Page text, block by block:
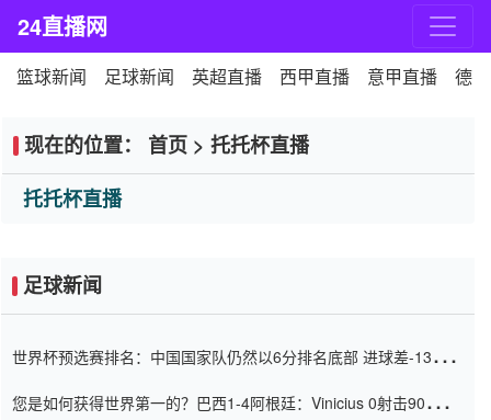
24直播网
篮球新闻 足球新闻 英超直播 西甲直播 意甲直播 德
现在的位置： 首页 > 托托杯直播
托托杯直播
足球新闻
世界杯预选赛排名：中国国家队仍然以6分排名底部 进球差-13令人
您是如何获得世界第一的？巴西1-4阿根廷：Vinicius 0射击90分钟